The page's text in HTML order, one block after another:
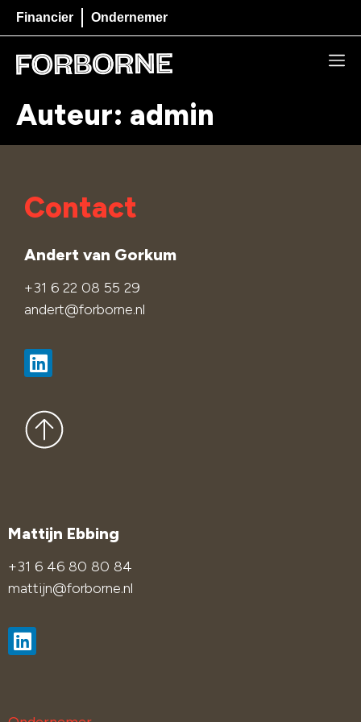
Financier Ondernemer
Auteur: admin
Contact
Andert van Gorkum
+31 6 22 08 55 29
andert@forborne.nl
Mattijn Ebbing
+31 6 46 80 80 84
mattijn@forborne.nl